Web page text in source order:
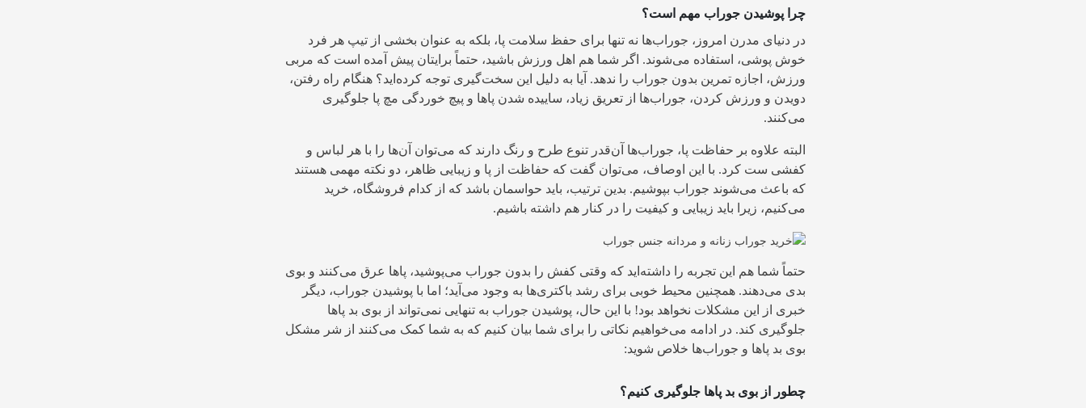
چرا پوشیدن جوراب مهم است؟
در دنیای مدرن امروز، جوراب‌ها نه تنها برای حفظ سلامت پا، بلکه به عنوان بخشی از تیپ هر فرد
خوش پوشی، استفاده می‌شوند. اگر شما هم اهل ورزش باشید، حتماً برایتان پیش آمده است که مربی
ورزش، اجازه تمرین بدون جوراب را ندهد. آیا به دلیل این سخت‌گیری توجه کرده‌اید؟ هنگام راه رفتن،
دویدن و ورزش کردن، جوراب‌ها از تعریق زیاد، ساییده شدن پا‌ها و پیچ خوردگی مچ پا جلوگیری
می‌کنند.
البته علاوه بر حفاظت پا، جوراب‌ها آن‌قدر تنوع طرح و رنگ دارند که می‌توان آن‌ها را با هر لباس و
کفشی ست کرد. با این اوصاف، می‌توان گفت که حفاظت از پا و زیبایی ظاهر، دو نکته مهمی هستند
که باعث می‌شوند جوراب بپوشیم. بدین ترتیب، باید حواسمان باشد که از کدام فروشگاه، خرید
می‌کنیم، زیرا باید زیبایی و کیفیت را در کنار هم داشته باشیم.
حتماً شما هم این تجربه را داشته‌اید که وقتی کفش را بدون جوراب می‌پوشید، پا‌ها عرق می‌کنند و بوی
بدی می‌دهند. همچنین محیط خوبی برای رشد باکتری‌ها به وجود می‌آید؛ اما با پوشیدن جوراب، دیگر
خبری از این مشکلات نخواهد بود! با این حال، پوشیدن جوراب به تنهایی نمی‌تواند از بوی بد پاها
جلوگیری کند. در ادامه می‌خواهیم نکاتی را برای شما بیان کنیم که به شما کمک می‌کنند از شر مشکل
بوی بد پاها و جوراب‌ها خلاص شوید:
چطور از بوی بد پاها جلوگیری کنیم؟